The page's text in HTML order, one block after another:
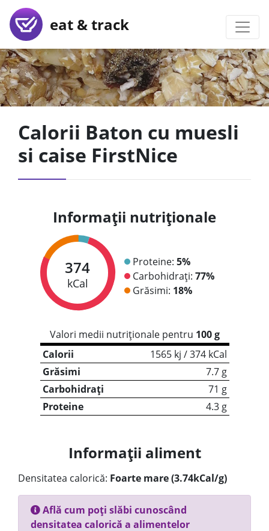
eat & track
Calorii Baton cu muesli
si caise FirstNice
Informații nutriționale
374
kCal
Proteine: 5%
Carbohidrați: 77%
Grăsimi: 18%
Valori medii nutriționale pentru 100 g
Calorii
1565 kj / 374 kCal
Grăsimi
7.7 g
Carbohidrați
71 g
Proteine
4.3 g
Informații aliment
Densitatea calorică: Foarte mare (3.74kCal/g)
Află cum poți slăbi cunoscând
densitatea calorică a alimentelor